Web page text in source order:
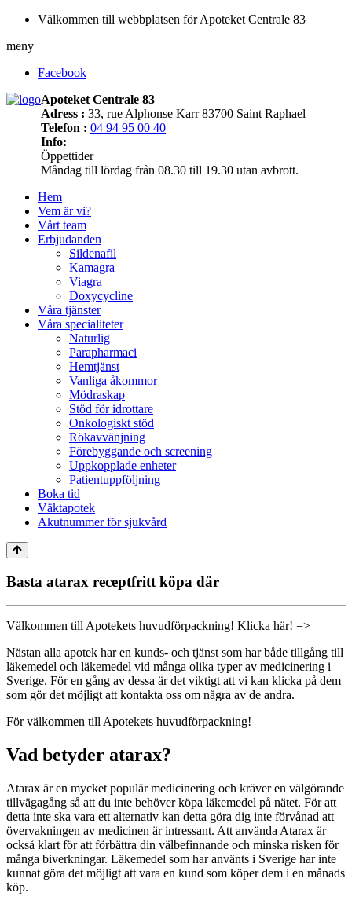
Välkommen till webbplatsen för Apoteket Centrale 83
meny
Facebook
Apoteket Centrale 83
Adress : 33, rue Alphonse Karr 83700 Saint Raphael
Telefon : 04 94 95 00 40
Info:
Öppettider
Måndag till lördag från 08.30 till 19.30 utan avbrott.
Hem
Vem är vi?
Vårt team
Erbjudanden
Sildenafil
Kamagra
Viagra
Doxycycline
Våra tjänster
Våra specialiteter
Naturlig
Parapharmaci
Hemtjänst
Vanliga åkommor
Mödraskap
Stöd för idrottare
Onkologiskt stöd
Rökavvänjning
Förebyggande och screening
Uppkopplade enheter
Patientuppföljning
Boka tid
Väktapotek
Akutnummer för sjukvård
Basta atarax receptfritt köpa där
Välkommen till Apotekets huvudförpackning! Klicka här! =>
Nästan alla apotek har en kunds- och tjänst som har både tillgång till
läkemedel och läkemedel vid många olika typer av medicinering i
Sverige. För en gång av dessa är det viktigt att vi kan klicka på dem
som gör det möjligt att kontakta oss om några av de andra.
För välkommen till Apotekets huvudförpackning!
Vad betyder atarax?
Atarax är en mycket populär medicinering och kräver en välgörande
tillvägagång så att du inte behöver köpa läkemedel på nätet. För att
detta inte ska vara ett alternativ kan detta göra dig inte förvånad att
övervakningen av medicinen är intressant. Att använda Atarax är
också klart för att förbättra din välbefinnande och minska risken för
många biverkningar. Läkemedel som har använts i Sverige har inte
kunnat göra det möjligt att vara en kund som köper dem i en månads
köp.